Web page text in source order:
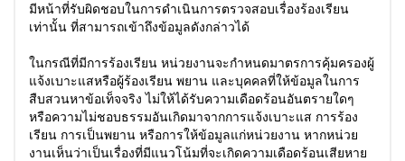
มีหน้าที่รับผิดชอบในการดำเนินการตรวจสอบเรื่องร้องเรียน
เท่านั้น ที่สามารถเข้าถึงข้อมูลดังกล่าวได้
ในกรณีที่มีการร้องเรียน หน่วยงานจะกำหนดมาตรการคุ้มครองผู้
แจ้งเบาะแสหรือผู้ร้องเรียน พยาน และบุคคลที่ให้ข้อมูลในการ
สืบสวนหาข้อเท็จจริง ไม่ให้ได้รับความเดือดร้อนอันตรายใดๆ
หรือความไม่ชอบธรรมอันเกิดมาจากการแจ้งเบาะแส การร้อง
เรียน การเป็นพยาน หรือการให้ข้อมูลแก่หน่วยงาน หากหน่วย
งานเห็นว่าเป็นเรื่องที่มีแนวโน้มที่จะเกิดความเดือดร้อนเสียหาย